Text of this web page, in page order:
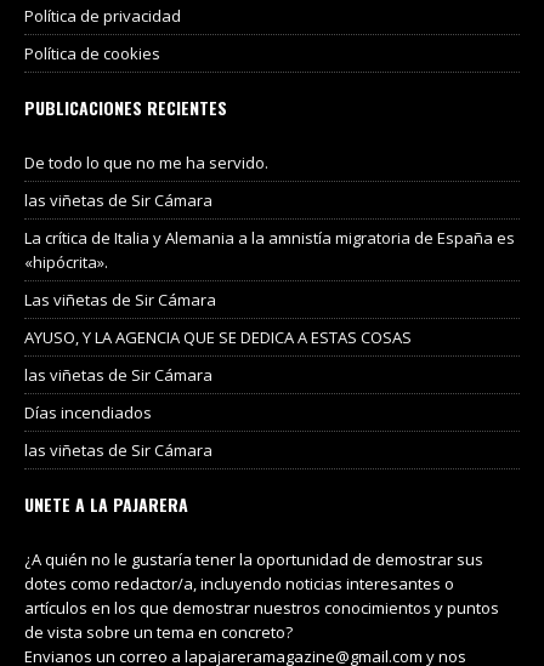
Política de privacidad
Política de cookies
PUBLICACIONES RECIENTES
De todo lo que no me ha servido.
las viñetas de Sir Cámara
La crítica de Italia y Alemania a la amnistía migratoria de España es
«hipócrita».
Las viñetas de Sir Cámara
AYUSO, Y LA AGENCIA QUE SE DEDICA A ESTAS COSAS
las viñetas de Sir Cámara
Días incendiados
las viñetas de Sir Cámara
UNETE A LA PAJARERA
¿A quién no le gustaría tener la oportunidad de demostrar sus
dotes como redactor/a, incluyendo noticias interesantes o
artículos en los que demostrar nuestros conocimientos y puntos
de vista sobre un tema en concreto?
Envianos un correo a lapajareramagazine@gmail.com y nos